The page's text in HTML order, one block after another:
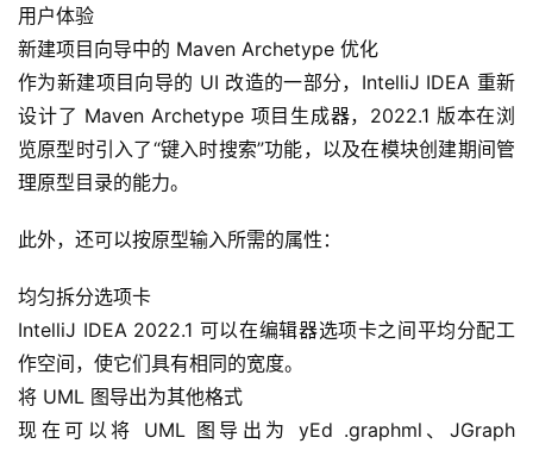
用户体验
新建项目向导中的 Maven Archetype 优化
作为新建项目向导的 UI 改造的一部分，IntelliJ IDEA 重新
设计了 Maven Archetype 项目生成器，2022.1 版本在浏
览原型时引入了“键入时搜索”功能，以及在模块创建期间管
理原型目录的能力。
此外，还可以按原型输入所需的属性：
均匀拆分选项卡
IntelliJ IDEA 2022.1 可以在编辑器选项卡之间平均分配工
作空间，使它们具有相同的宽度。
将 UML 图导出为其他格式
现在可以将 UML 图导出为 yEd .graphml、JGraph